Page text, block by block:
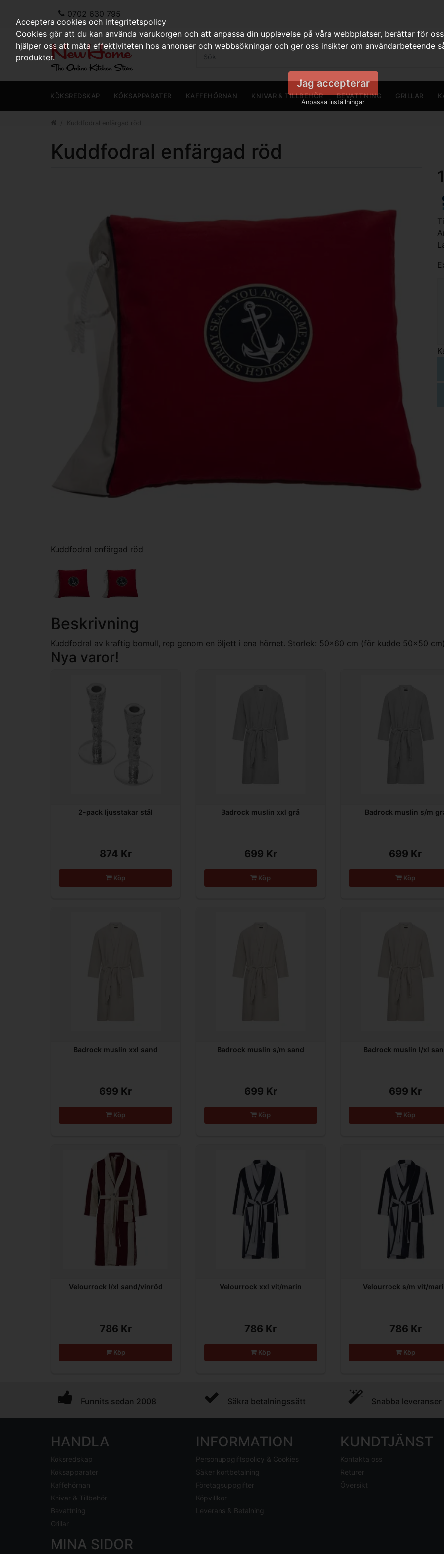
0702 630 795
KÖKSREDSKAP KÖKSAPPARATER KAFFEHÖRNAN KNIVAR & TILLBEHÖR BEVATTNING GRILLAR
Kuddfodral enfärgad röd
Kuddfodral enfärgad röd
Beskrivning
Kuddfodral av kraftig bomull, rep genom en öljett i ena hörnet. Storlek: 50x60 cm (för kudde 50x50
Nya varor!
2-pack ljusstakar stål
874 Kr
Köp
Badrock muslin xxl grå
699 Kr
Köp
Badrock muslin s/m
699 Kr
Köp
Badrock muslin xxl sand
699 Kr
Köp
Badrock muslin s/m sand
699 Kr
Köp
Badrock muslin l/xl
699 Kr
Köp
Velourrock l/xl sand/vinröd
786 Kr
Köp
Velourrock xxl vit/marin
786 Kr
Köp
Velourrock s/m vit/
786 Kr
Köp
Funnits sedan 2008 Säkra betalningssätt Snabba leveranser
HANDLA
Köksredskap
Köksapparater
Kaffehörnan
Knivar & Tillbehör
Bevattning
Grillar
INFORMATION
Personuppgiftspolicy & Cookies
Säker kortbetalning
Företagsuppgifter
Köpvillkor
Leverans & Betalning
KUNDTJÄNST
Kontakta oss
Returer
Översikt
MINA SIDOR
Acceptera cookies och integritetspolicy
Cookies gör att du kan använda varukorgen och att anpassa din upplevelse på våra webbplatser, berättar för
hjälper oss att mäta effektiviteten hos annonser och webbsökningar och ger oss insikter om användarbeteende
produkter.
Jag accepterar
Anpassa inställningar